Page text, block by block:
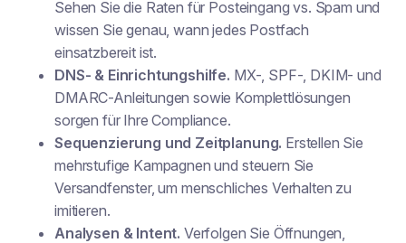
Sehen Sie die Raten für Posteingang vs. Spam und
wissen Sie genau, wann jedes Postfach
einsatzbereit ist.
DNS- & Einrichtungshilfe. MX-, SPF-, DKIM- und
DMARC-Anleitungen sowie Komplettlösungen
sorgen für Ihre Compliance.
Sequenzierung und Zeitplanung. Erstellen Sie
mehrstufige Kampagnen und steuern Sie
Versandfenster, um menschliches Verhalten zu
imitieren.
Analysen & Intent. Verfolgen Sie Öffnungen,